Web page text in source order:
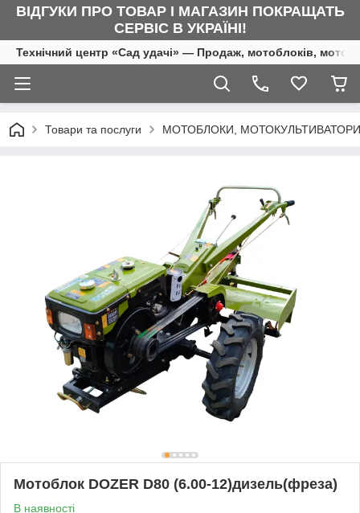
ВІДГУКИ ПРО ТОВАР І МАГАЗИН ПОКРАЩАТЬ
СЕРВІС В УКРАЇНІ!
Технічний центр «Сад удачі» — Продаж, мотоблоків,
Товари та послуги МОТОБЛОКИ,
Мотоблок DOZER D80 (6.00-12)дизель(фреза)
В наявності